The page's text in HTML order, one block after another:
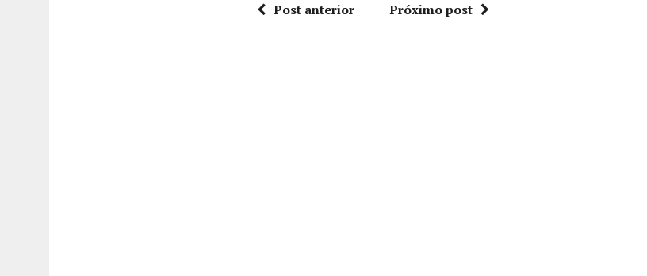
Post anterior Próximo post